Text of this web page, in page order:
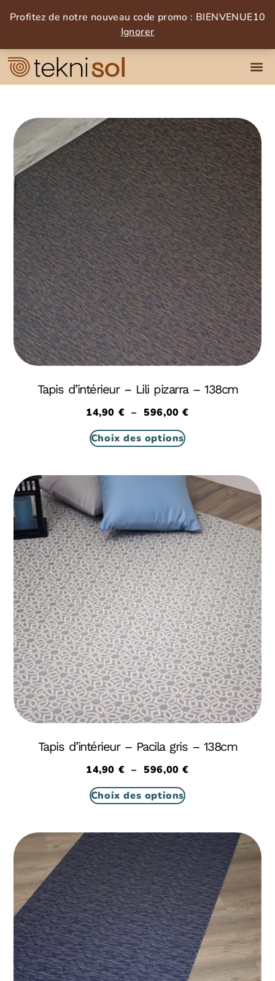
Profitez de notre nouveau code promo : BIENVENUE10
Ignorer
Tapis d’intérieur – Lili pizarra – 138cm
14,90 € – 596,00€
Choix des options
Tapis d’intérieur – Pacila gris – 138cm
14,90 € – 596,00€
Choix des options